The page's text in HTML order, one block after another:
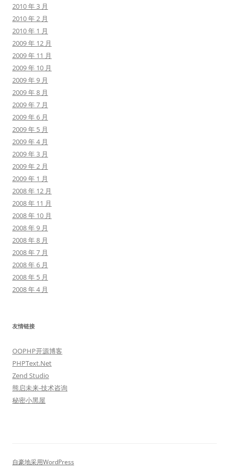
2010 年 3 月
2010 年 2 月
2010 年 1 月
2009 年 12 月
2009 年 11 月
2009 年 10 月
2009 年 9 月
2009 年 8 月
2009 年 7 月
2009 年 6 月
2009 年 5 月
2009 年 4 月
2009 年 3 月
2009 年 2 月
2009 年 1 月
2008 年 12 月
2008 年 11 月
2008 年 10 月
2008 年 9 月
2008 年 8 月
2008 年 7 月
2008 年 6 月
2008 年 5 月
2008 年 4 月
友情链接
OOPHP开源博客
PHPText.Net
Zend Studio
熊启未来-技术咨询
秘密小黑屋
自豪地采用WordPress